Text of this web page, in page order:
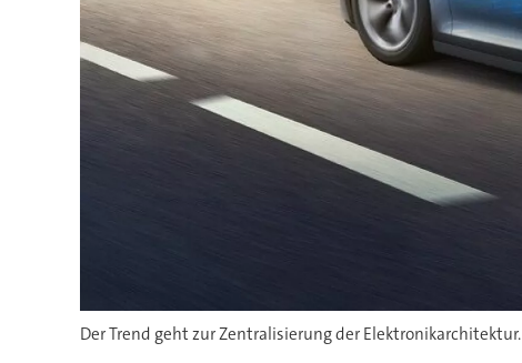
Der Trend geht zur Zentralisierung der